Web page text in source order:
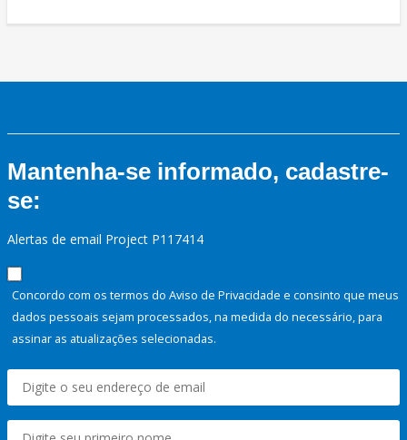
Mantenha-se informado, cadastre-
se:
Alertas de email Project P117414
Concordo com os termos do Aviso de Privacidade e consinto que meus
dados pessoais sejam processados, na medida do necessário, para
assinar as atualizações selecionadas.